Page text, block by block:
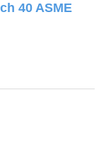
40 ASME